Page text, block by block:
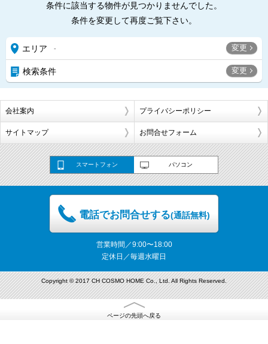
条件に該当する物件が見つかりませんでした。
条件を変更して再度ご覧下さい。
エリア - 変更
検索条件 変更
会社案内 プライバシーポリシー
サイトマップ お問合せフォーム
スマートフォン パソコン
電話でお問合せする(通話無料)
営業時間／9:00〜18:00
定休日／毎週水曜日
Copyright © 2017 CH COSMO HOME Co., Ltd. All Rights Reserved.
ページの先頭へ戻る